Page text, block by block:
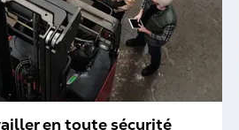
en toute sécurité